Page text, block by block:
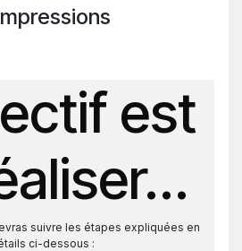
est
suivre les étapes expliquées en
ci-dessous :